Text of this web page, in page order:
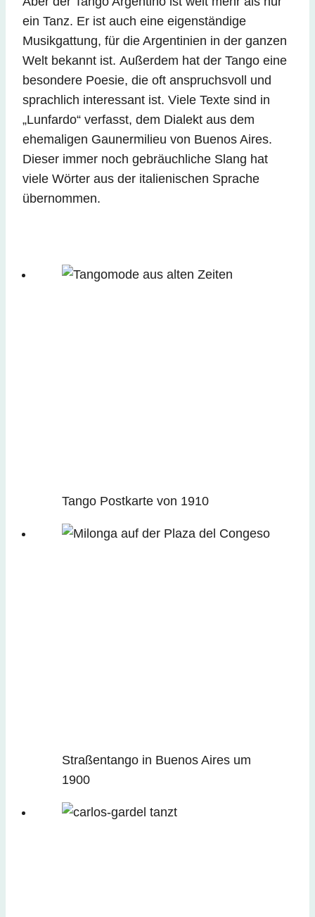
ein Tanz. Er ist auch eine eigenständige
Musikgattung, für die Argentinien in der ganzen
Welt bekannt ist. Außerdem hat der Tango eine
besondere Poesie, die oft anspruchsvoll und
sprachlich interessant ist. Viele Texte sind in
„Lunfardo“ verfasst, dem Dialekt aus dem
ehemaligen Gaunermilieu von Buenos Aires.
Dieser immer noch gebräuchliche Slang hat
viele Wörter aus der italienischen Sprache
übernommen.
Tango Postkarte von 1910
Straßentango in Buenos Aires um
1900